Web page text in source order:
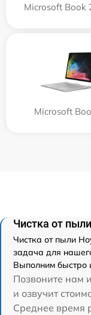
Microsoft Book
Microsoft
Чистка от
Чистка от пыли
задача для
Выполним быстро
Позвоните нам
и озвучит
Среднее время